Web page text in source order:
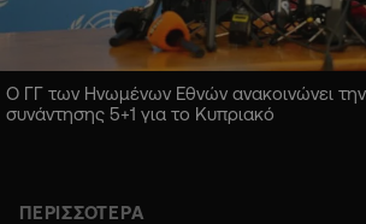
Ο ΓΓ των Ηνωμένων Εθνών ανακοινώνει
συνάντησης 5+1 για το Κυπριακό
ΠΕΡΙΣΣΟΤΕΡΑ